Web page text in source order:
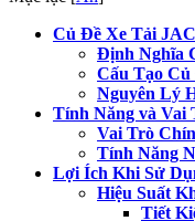
Củ Đề Xe Tải
Định Nghĩa
Cấu Tạo
Nguyên Lý
Tính Năng và Vai
Vai Trò
Tính Năng
Lợi Ích Khi Sử
Hiệu Suất
Tiết